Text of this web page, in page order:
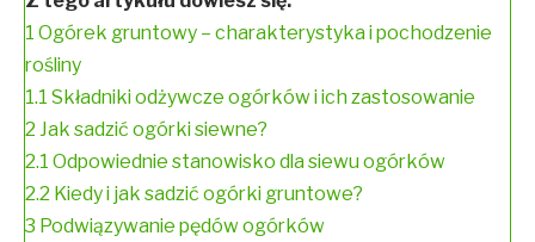
1 Ogórek gruntowy – charakterystyka i pochodzenie
rośliny
1.1 Składniki odżywcze ogórków i ich zastosowanie
2 Jak sadzić ogórki siewne?
2.1 Odpowiednie stanowisko dla siewu ogórków
2.2 Kiedy i jak sadzić ogórki gruntowe?
3 Podwiązywanie pędów ogórków